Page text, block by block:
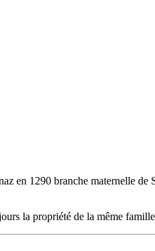
en 1290 branche maternelle de
la propriété de la même